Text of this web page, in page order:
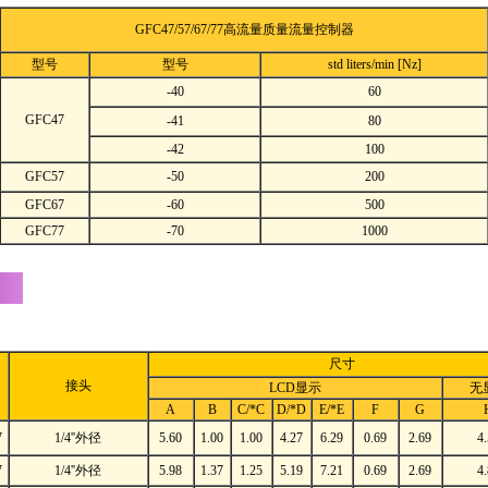
GFC47/57/67/77高流量质量流量控制器
型号 型号 std liters/min [Nz]
GFC47
-40
60
-41
80
-42
100
GFC57
-50
200
GFC67
-60
500
GFC77
-70 1000
接头
尺寸
LCD显示
无
A
B C/*C D/*D E/*E F G
1/4''外径 5.60 1.00 1.00 4.27 6.29 0.69 2.69
1/4''外径 5.98 1.37 1.25 5.19 7.21 0.69 2.69